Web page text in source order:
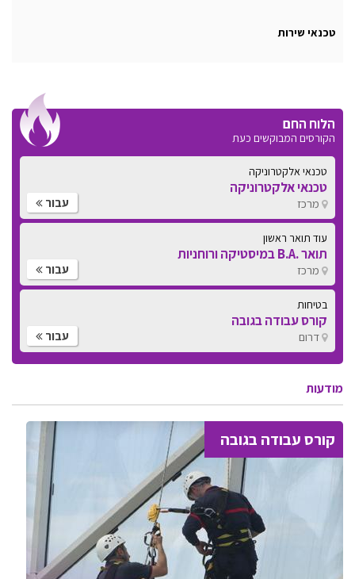
טכנאי שירות
הלוח החם
הקורסים המבוקשים כעת
טכנאי אלקטרוניקה
טכנאי אלקטרוניקה
מרכז עבור
עוד תואר ראשון
תואר .B.A במיסטיקה ורוחניות
מרכז עבור
בטיחות
קורס עבודה בגובה
דרום עבור
מודעות
קורס עבודה בגובה